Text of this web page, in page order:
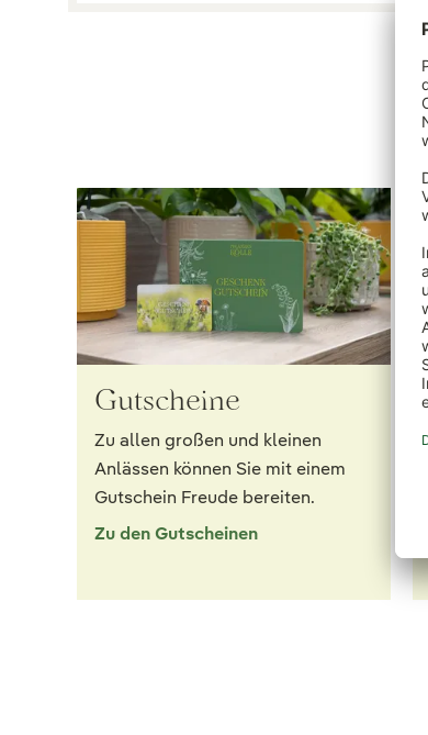
Gutscheine
Zu allen großen und kleinen
Anlässen können Sie mit einem
Gutschein Freude bereiten.
Zu den Gutscheinen